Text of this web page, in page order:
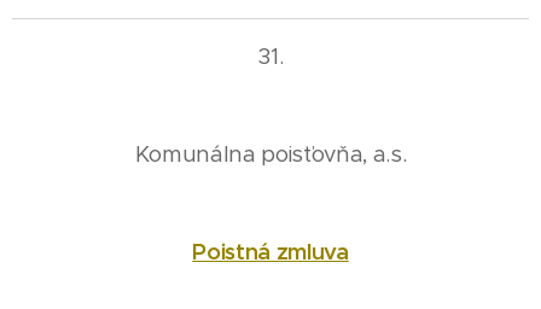
31.
Komunálna poisťovňa, a.s.
Poistná zmluva